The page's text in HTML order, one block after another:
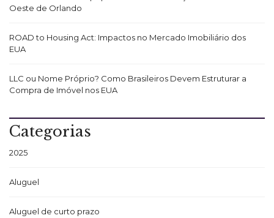
Oeste de Orlando
ROAD to Housing Act: Impactos no Mercado Imobiliário dos
EUA
LLC ou Nome Próprio? Como Brasileiros Devem Estruturar a
Compra de Imóvel nos EUA
Categorias
2025
Aluguel
Aluguel de curto prazo